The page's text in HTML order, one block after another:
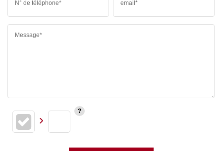
N° de téléphone* email*
Message*